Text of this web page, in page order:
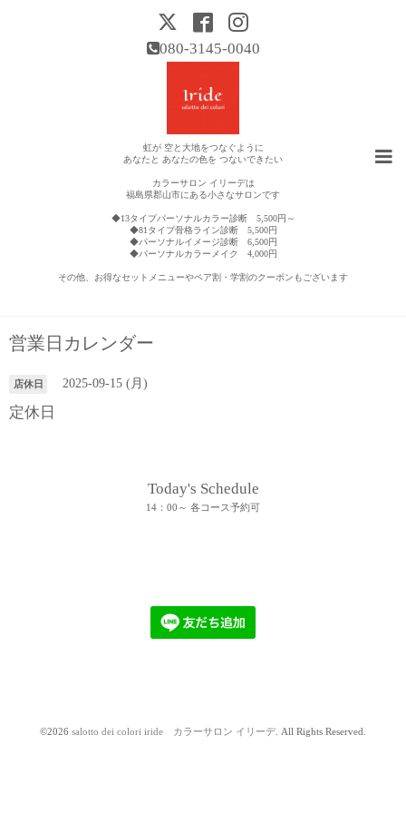
080-3145-0040
虹が 空と大地をつなぐように
あなたと あなたの色を つないできたい
カラーサロン イリーデは
福島県郡山市にある小さなサロンです
◆13タイプパーソナルカラー診断 5,500円～
◆81タイプ骨格ライン診断 5,500円
◆パーソナルイメージ診断 6,500円
◆パーソナルカラーメイク 4,000円
その他、お得なセットメニューやペア割・学割のクーポンもございます
営業日カレンダー
店休日 2025-09-15 (月)
定休日
Today's Schedule
14：00～ 各コース予約可
©2026 salotto dei colori iride カラーサロン イリーデ. All Rights Reserved.